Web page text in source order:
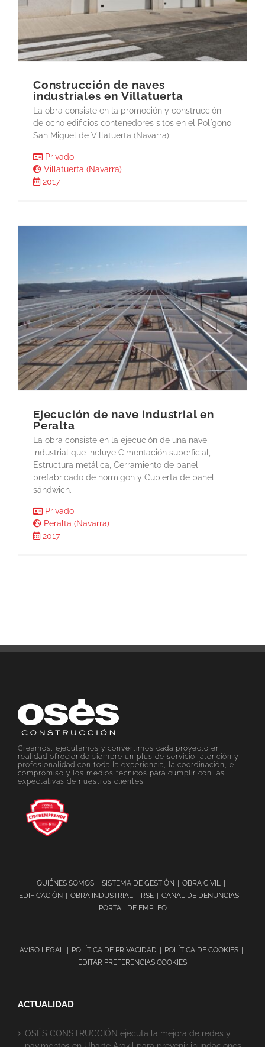
Construcción de naves
industriales en Villatuerta
La obra consiste en la promoción y construcción
de ocho edificios contenedores sitos en el Polígono
San Miguel de Villatuerta (Navarra)
Privado
Villatuerta (Navarra)
2017
Ejecución de nave industrial en
Peralta
La obra consiste en la ejecución de una nave
industrial que incluye Cimentación superficial,
Estructura metálica, Cerramiento de panel
prefabricado de hormigón y Cubierta de panel
sándwich.
Privado
Peralta (Navarra)
2017
Creamos, ejecutamos y convertimos cada proyecto en
realidad ofreciendo siempre un plus de servicio, atención y
profesionalidad con toda la experiencia, la coordinación, el
compromiso y los medios técnicos para cumplir con las
expectativas de nuestros clientes
QUIÉNES SOMOS SISTEMA DE GESTIÓN
OBRA CIVIL
EDIFICACIÓN
OBRA INDUSTRIAL RSE
CANAL DE DENUNCIAS
PORTAL DE EMPLEO
AVISO LEGAL POLÍTICA DE PRIVACIDAD
POLÍTICA DE COOKIES
EDITAR PREFERENCIAS COOKIES
ACTUALIDAD
OSÉS CONSTRUCCIÓN ejecuta la mejora de redes y